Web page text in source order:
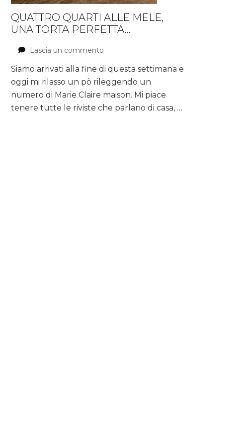
QUATTRO QUARTI ALLE MELE,
UNA TORTA PERFETTA…
Lascia un commento
quarti
alle
mele,
una
torta
Siamo arrivati alla fine di questa settimana e
oggi mi rilasso un pò rileggendo un
numero di Marie Claire maison. Mi piace
tenere tutte le riviste che parlano di casa, …